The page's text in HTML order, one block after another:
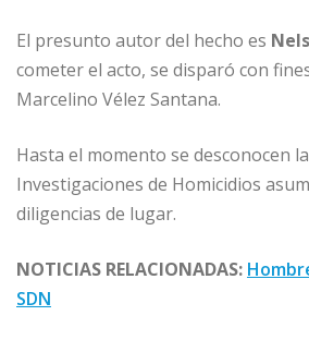
El presunto autor del hecho es
cometer el acto, se disparó con
Marcelino Vélez Santana.
Hasta el momento se desconocen
Investigaciones de Homicidios
diligencias de lugar.
NOTICIAS RELACIONADAS:
SDN